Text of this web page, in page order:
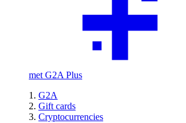
met G2A Plus
G2A
Gift cards
Cryptocurrencies